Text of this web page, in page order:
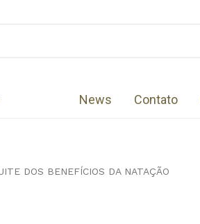
News Contato
DOS BENEFÍCIOS DA NATAÇÃO